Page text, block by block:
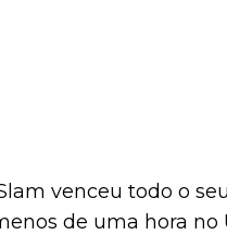
venceu todo o
de uma hora no